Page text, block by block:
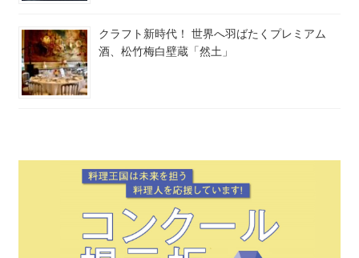
クラフト新時代！ 世界へ羽ばたくプレミアム
酒、松竹梅白壁蔵「然土」